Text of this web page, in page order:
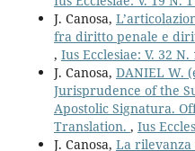
J. Canosa,
fra diritto penale e
, Ius Ecclesiae: V. 32 N.
J. Canosa, DANIEL W.
Jurisprudence of the
Apostolic Signatura.
Translation. , Ius
J. Canosa, La